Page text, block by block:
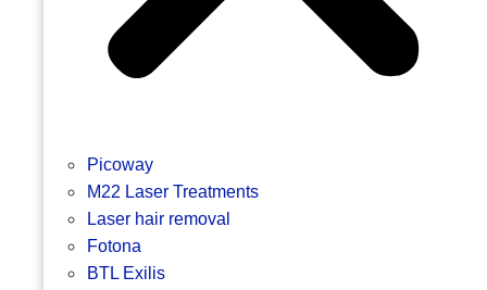
Picoway
M22 Laser Treatments
Laser hair removal
Fotona
BTL Exilis